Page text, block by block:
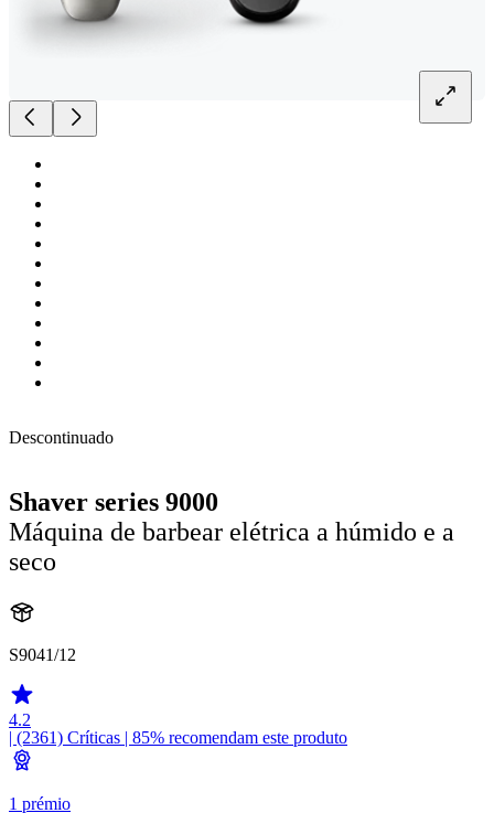
Descontinuado
Shaver series 9000
Máquina de barbear elétrica a húmido e a
seco
S9041/12
4.2
| (2361) Críticas | 85% recomendam este produto
1 prémio